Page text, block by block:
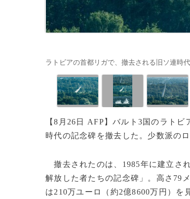
ラトビアの首都リガで、撤去される旧ソ連時
【8月26日 AFP】バルト3国のラト
時代の記念碑を撤去した。少数派の
撤去されたのは、1985年に建立さ
解放した者たちの記念碑」。高さ79
は210万ユーロ（約2億8600万円）を